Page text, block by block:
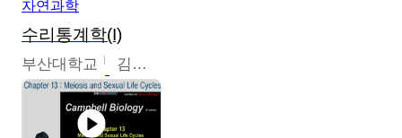
자연과학
수리통계학(I)
부산대학교 김충락